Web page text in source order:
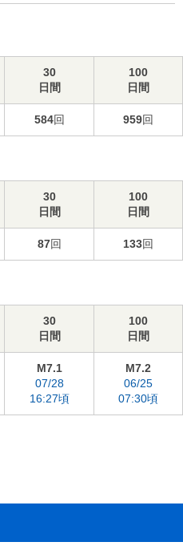
30
日間
100
日間
584回 959回
30
日間
100
日間
87回 133回
30
日間
100
日間
M7.1
07/28
16:27頃
M7.2
06/25
07:30頃